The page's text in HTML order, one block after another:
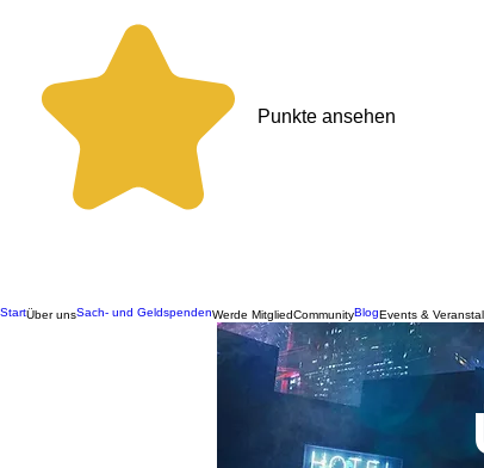
Punkte ansehen
StartÜber unsSach- und GeldspendenWerde MitgliedCommunityBlogEvents &